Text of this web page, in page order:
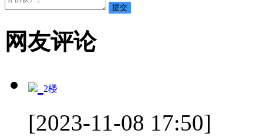
网友评论
2楼
[2023-11-08 17:50]